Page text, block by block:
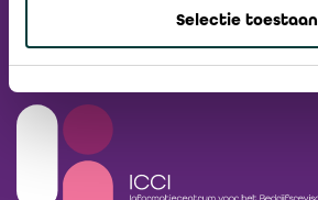
Selectie toestaan
Ga naar ICCI website